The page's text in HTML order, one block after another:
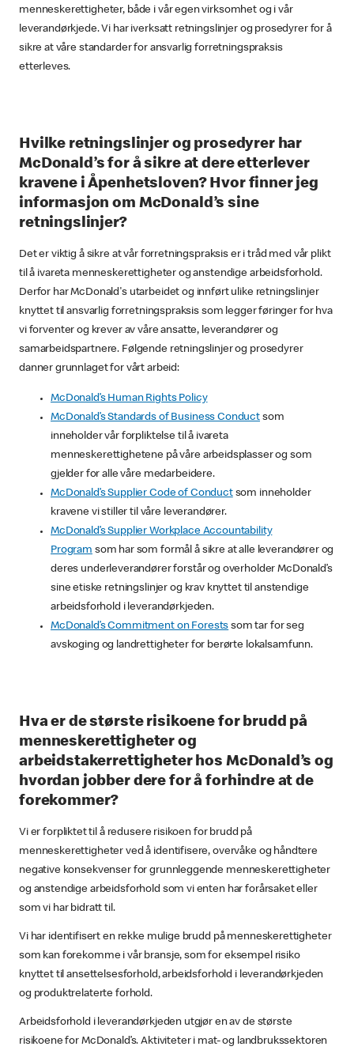
menneskerettigheter, både i vår egen virksomhet og i vår
leverandørkjede. Vi har iverksatt retningslinjer og prosedyrer for å
sikre at våre standarder for ansvarlig forretningspraksis
etterleves.
Hvilke retningslinjer og prosedyrer har
McDonald’s for å sikre at dere etterlever
kravene i Åpenhetsloven? Hvor finner jeg
informasjon om McDonald’s sine
retningslinjer?
Det er viktig å sikre at vår forretningspraksis er i tråd med vår plikt
til å ivareta menneskerettigheter og anstendige arbeidsforhold.
Derfor har McDonald's utarbeidet og innført ulike retningslinjer
knyttet til ansvarlig forretningspraksis som legger føringer for hva
vi forventer og krever av våre ansatte, leverandører og
samarbeidspartnere. Følgende retningslinjer og prosedyrer
danner grunnlaget for vårt arbeid:
McDonald’s Human Rights Policy
McDonald’s Standards of Business Conduct som
inneholder vår forpliktelse til å ivareta
menneskerettighetene på våre arbeidsplasser og som
gjelder for alle våre medarbeidere.
McDonald’s Supplier Code of Conductsom inneholder
kravene vi stiller til våre leverandører.
McDonald’s Supplier Workplace Accountability
Program som har som formål å sikre at alle leverandører og
deres underleverandører forstår og overholder McDonald’s
sine etiske retningslinjer og krav knyttet til anstendige
arbeidsforhold i leverandørkjeden.
McDonald’s Commitment on Forests som tar for seg
avskoging og landrettigheter for berørte lokalsamfunn.
Hva er de største risikoene for brudd på
menneskerettigheter og
arbeidstakerrettigheter hos McDonald’s og
hvordan jobber dere for å forhindre at de
forekommer?
Vi er forpliktet til å redusere risikoen for brudd på
menneskerettigheter ved å identifisere, overvåke og håndtere
negative konsekvenser for grunnleggende menneskerettigheter
og anstendige arbeidsforhold som vi enten har forårsaket eller
som vi har bidratt til.
Vi har identifisert en rekke mulige brudd på menneskerettigheter
som kan forekomme i vår bransje, som for eksempel risiko
knyttet til ansettelsesforhold, arbeidsforhold i leverandørkjeden
og produktrelaterte forhold.
Arbeidsforhold i leverandørkjeden utgjør en av de største
risikoene for McDonald’s. Aktiviteter i mat- og landbrukssektoren